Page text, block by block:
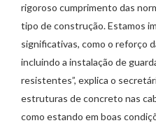
rigoroso cumprimento das
tipo de construção. Estamos
significativas, como o reforço
incluindo a instalação de
resistentes”, explica o
estruturas de concreto nas
como estando em boas